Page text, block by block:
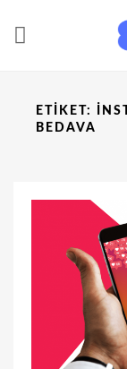
ETIKET:
BEDAVA